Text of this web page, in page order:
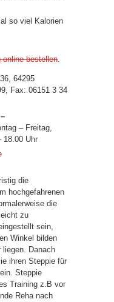
so viel Kalorien
bestellen.
64295
Fax: 06151 3 34
– Freitag,
18.00 Uhr
die
hochgefahrenen
die
zu
sein,
Winkel bilden
liegen. Danach
ihren Steppie für
Steppie
Training z.B vor
Reha nach